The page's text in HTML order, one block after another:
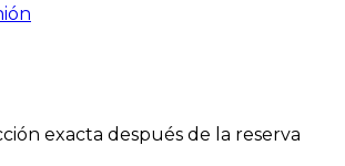
exacta después de la reserva